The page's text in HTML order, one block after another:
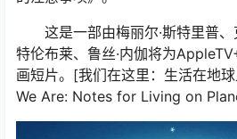
这是一部由梅丽尔·斯特里普、
特伦布莱、鲁丝·内伽将为
画短片。[我们在这里：生活在地
We Are: Notes for Living on